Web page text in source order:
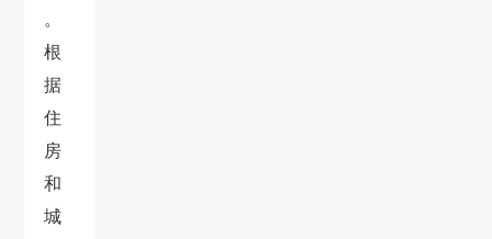
。
根
据
住
房
和
城